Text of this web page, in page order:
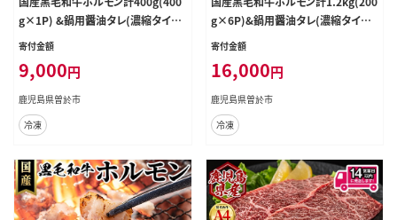
g×1P) &鍋用醤油タレ(濃縮タイプ：
30g×3P) 牛肉 ホルモン 【ナンチク】
寄付金額
9,000円
鹿児島県曽於市
冷凍
g×6P)&鍋用醤油タレ(濃縮タイプ：
30g×1P)&ゆず胡椒(1個) 牛肉 ホ
寄付金額
16,000円
鹿児島県曽於市
冷凍